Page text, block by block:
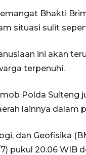
Bhakti
situasi sulit
ini akan
terpenuhi.
Polda Sulteng
lainnya dalam
dan Geofisika
pukul 20.06 WIB